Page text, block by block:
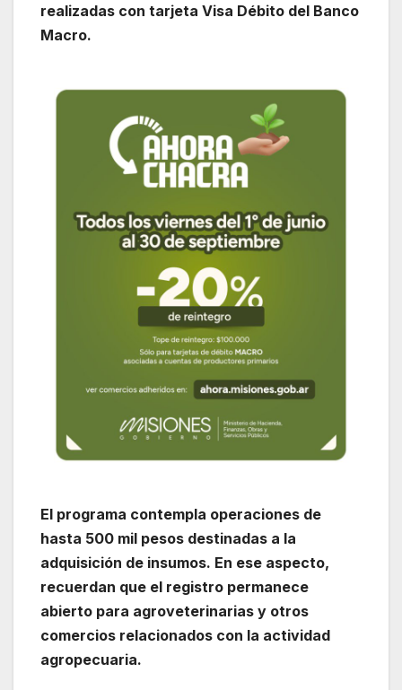
realizadas con tarjeta Visa Débito del Banco
Macro.
El programa contempla operaciones de
hasta 500 mil pesos destinadas a la
adquisición de insumos. En ese aspecto,
recuerdan que el registro permanece
abierto para agroveterinarias y otros
comercios relacionados con la actividad
agropecuaria.